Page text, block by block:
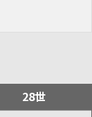
28世